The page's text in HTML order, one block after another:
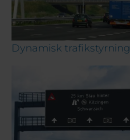
Dynamisk trafikstyrning